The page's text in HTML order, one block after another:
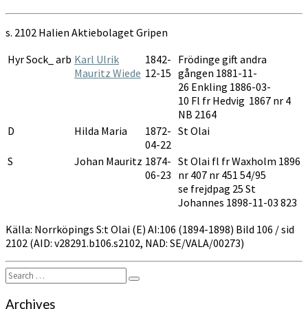
1894-
s. 2102 Halien Aktiebolaget Gripen
Hyr Sock_ arb Karl Ulrik
Mauritz Wiede
1842-
12-15
Frödinge gift andra
gången 1881-11-
26 Enkling 1886-03-
10 Fl fr Hedvig 1867 nr 4
NB 2164
D
Hilda Maria
1872-
04-22
St Olai
S Johan Mauritz 1874-
06-23
St Olai fl fr Waxholm 1896
nr 407 nr 451 54/95
se frejdpag 25 St
Johannes 1898-11-03 823
Källa: Norrköpings S:t Olai (E) AI:106 (1894-1898) Bild 106 / sid
2102 (AID: v28291.b106.s2102, NAD: SE/VALA/00273)
Search
for:
Search
Archives